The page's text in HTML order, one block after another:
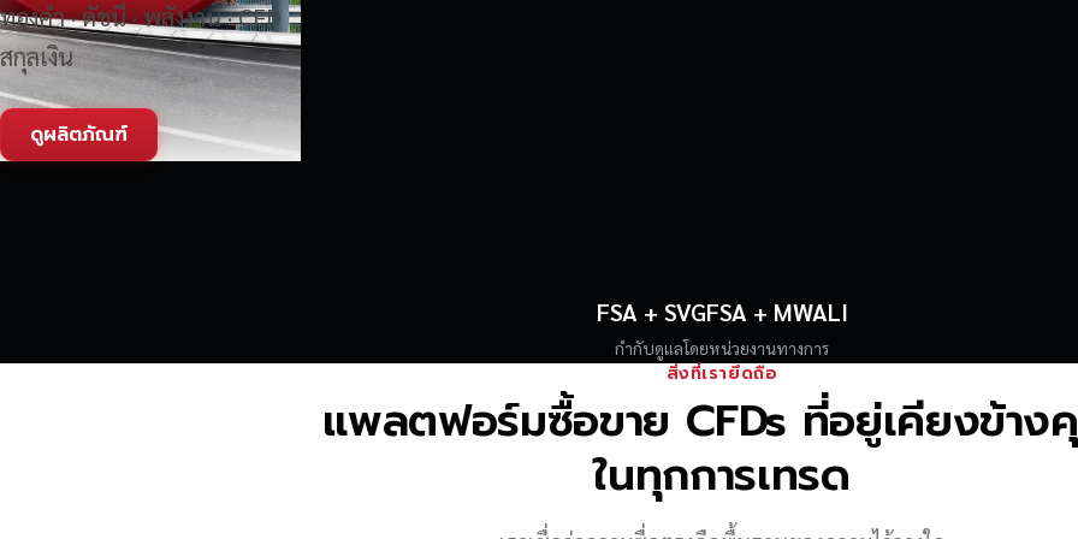
ทองคำ · ดัชนี · พลังงาน · CFD
สกุลเงิน
ดูผลิตภัณฑ์
FSA + SVGFSA + MWALI
กำกับดูแลโดยหน่วยงานทางการ
สิ่งที่เรายึดถือ
แพลตฟอร์มซื้อขาย CFDs ที่อยู่เคียงข้า
ในทุกการเทรด